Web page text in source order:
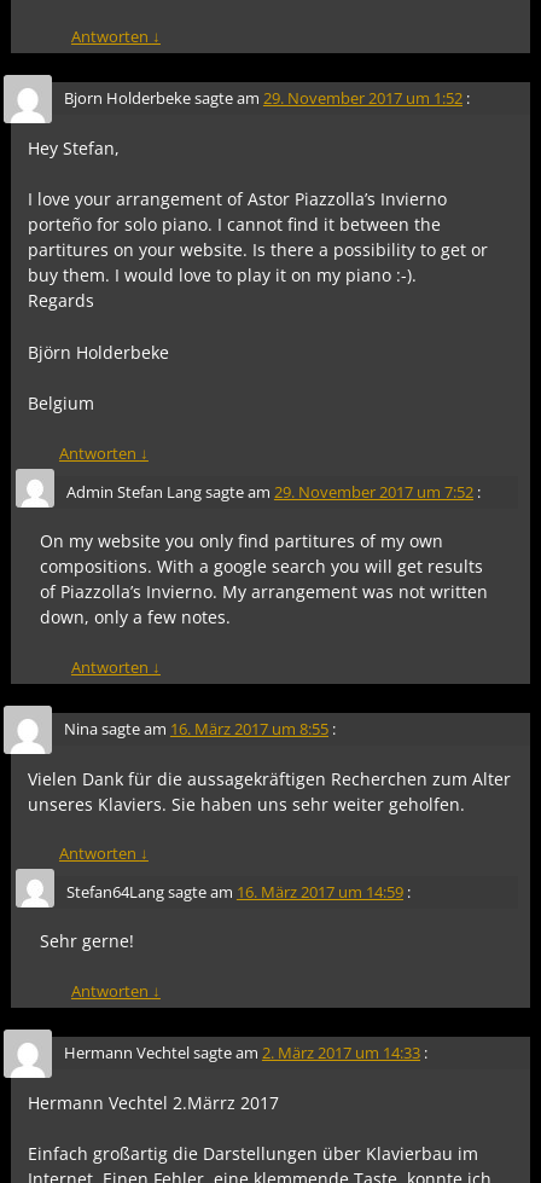
Antworten ↓
Bjorn Holderbekesagte am 29. November 2017 um 1:52 :
Hey Stefan,
I love your arrangement of Astor Piazzolla’s Invierno
porteño for solo piano. I cannot find it between the
partitures on your website. Is there a possibility to get or
buy them. I would love to play it on my piano :-).
Regards
Björn Holderbeke
Belgium
Antworten ↓
Admin Stefan Langsagte am 29. November 2017 um 7:52 :
On my website you only find partitures of my own
compositions. With a google search you will get results
of Piazzolla’s Invierno. My arrangement was not written
down, only a few notes.
Antworten ↓
Ninasagte am 16. März 2017 um 8:55 :
Vielen Dank für die aussagekräftigen Recherchen zum Alter
unseres Klaviers. Sie haben uns sehr weiter geholfen.
Antworten ↓
Stefan64Langsagte am 16. März 2017 um 14:59 :
Sehr gerne!
Antworten ↓
Hermann Vechtelsagte am 2. März 2017 um 14:33 :
Hermann Vechtel 2.Märrz 2017
Einfach großartig die Darstellungen über Klavierbau im